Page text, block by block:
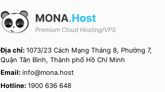
Địa chỉ: 1073/23 Cách Mạng Tháng 8, Phường 7,
Quận Tân Bình, Thành phố Hồ Chí Minh
Email: info@mona.host
Hotline: 1900 636 648